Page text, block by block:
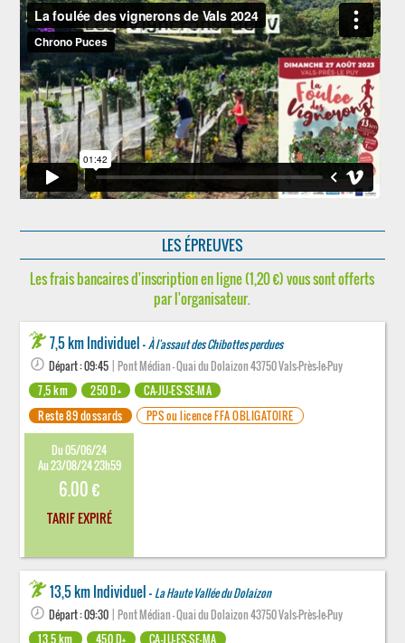
LES ÉPREUVES
Les frais bancaires d'inscription en ligne (1,20 €) vous sont offerts
par l'organisateur.
7,5 km Individuel -À l'assaut des Chibottes perdues
Départ : 09:45 | Pont Médian - Quai du Dolaizon 43750 Vals-Près-le-Puy
7,5 km
250 D+
CA-JU-ES-SE-MA
Reste 89 dossards
PPS ou licence FFA OBLIGATOIRE
Du 05/06/24
Au 23/08/24 23h59
6.00 €
TARIF EXPIRÉ
13,5 km Individuel - La Haute Vallée du Dolaizon
Départ : 09:30 | Pont Médian - Quai du Dolaizon 43750 Vals-Près-le-Puy
13,5 km
450 D+ CA-JU-ES-SE-MA